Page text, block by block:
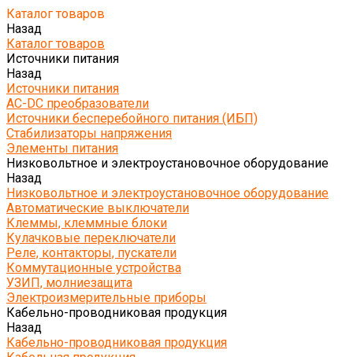
Каталог товаров
Назад
Каталог товаров
Источники питания
Назад
Источники питания
AC-DC преобразователи
Источники бесперебойного питания (ИБП)
Стабилизаторы напряжения
Элементы питания
Низковольтное и электроустановочное оборудование
Назад
Низковольтное и электроустановочное оборудование
Автоматические выключатели
Клеммы, клеммные блоки
Кулачковые переключатели
Реле, контакторы, пускатели
Коммутационные устройства
УЗИП, молниезащита
Электроизмерительные приборы
Кабельно-проводниковая продукция
Назад
Кабельно-проводниковая продукция